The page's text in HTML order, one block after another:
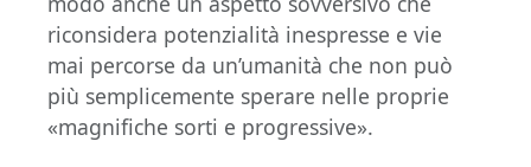
riconsidera potenzialità inespresse e vie
mai percorse da un’umanità che non può
più semplicemente sperare nelle proprie
«magnifiche sorti e progressive».